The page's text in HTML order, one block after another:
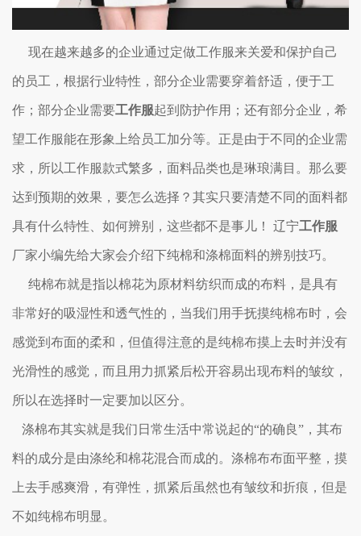
现在越来越多的企业通过定做工作服来关爱和保护自己
的员工，根据行业特性，部分企业需要穿着舒适，便于工
作；部分企业需要工作服起到防护作用；还有部分企业，希
望工作服能在形象上给员工加分等。正是由于不同的企业需
求，所以工作服款式繁多，面料品类也是琳琅满目。那么要
达到预期的效果，要怎么选择？其实只要清楚不同的面料都
具有什么特性、如何辨别，这些都不是事儿！ 辽宁工作服
厂家小编先给大家会介绍下纯棉和涤棉面料的辨别技巧。
纯棉布就是指以棉花为原材料纺织而成的布料，是具有
非常好的吸湿性和透气性的，当我们用手抚摸纯棉布时，会
感觉到布面的柔和，但值得注意的是纯棉布摸上去时并没有
光滑性的感觉，而且用力抓紧后松开容易出现布料的皱纹，
所以在选择时一定要加以区分。
涤棉布其实就是我们日常生活中常说起的“的确良”，其布
料的成分是由涤纶和棉花混合而成的。涤棉布布面平整，摸
上去手感爽滑，有弹性，抓紧后虽然也有皱纹和折痕，但是
不如纯棉布明显。